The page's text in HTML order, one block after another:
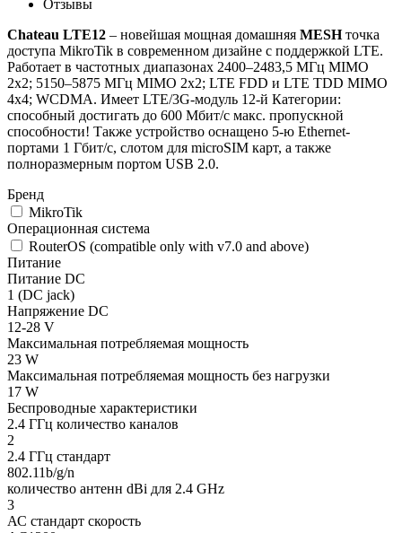
Отзывы
Chateau LTE12 – новейшая мощная домашняя MESHточка
доступа MikroTik в современном дизайне с поддержкой LTE.
Работает в частотных диапазонах 2400–2483,5 МГц MIMO
2x2; 5150–5875 МГц MIMO 2x2; LTE FDD и LTE TDD MIMO
4x4; WCDMA. Имеет LTE/3G-модуль 12-й Категории:
способный достигать до 600 Мбит/с макс. пропускной
способности! Также устройство оснащено 5-ю Ethernet-
портами 1 Гбит/с, слотом для microSIM карт, а также
полноразмерным портом USB 2.0.
Бренд
MikroTik
Операционная система
RouterOS (compatible only with v7.0 and above)
Питание
Питание DC
1 (DC jack)
Напряжение DC
12-28 V
Максимальная потребляемая мощность
23 W
Максимальная потребляемая мощность без нагрузки
17 W
Беспроводные характеристики
2.4 ГГц количество каналов
2
2.4 ГГц стандарт
802.11b/g/n
количество антенн dBi для 2.4 GHz
3
АС стандарт скорость